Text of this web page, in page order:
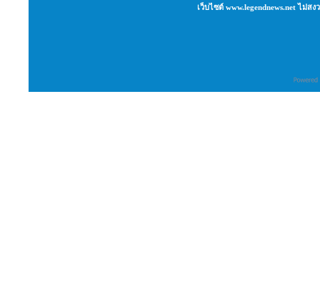
เว็บไซต์ www.legendnews.net ไม่